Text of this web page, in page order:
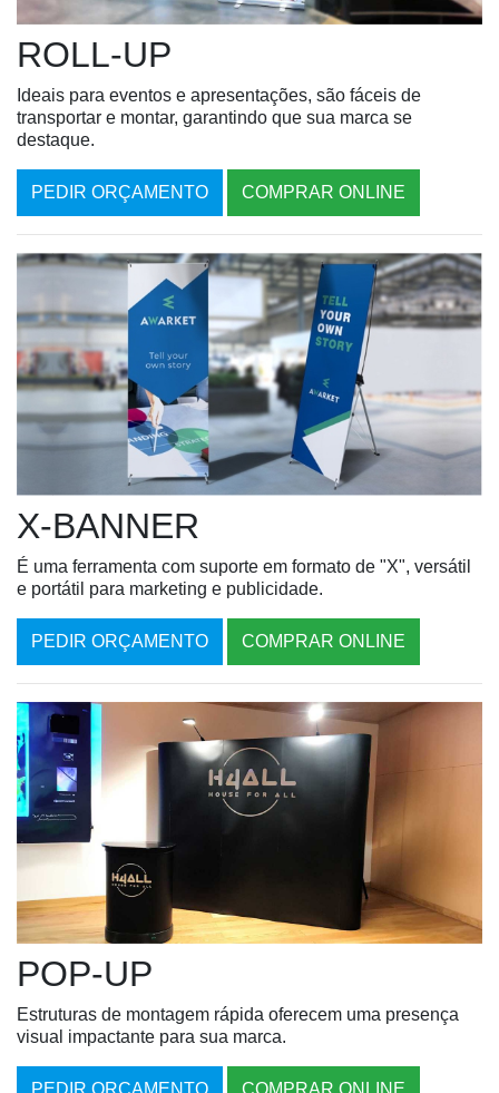
ROLL-UP
Ideais para eventos e apresentações, são fáceis de
transportar e montar, garantindo que sua marca se
destaque.
PEDIR ORÇAMENTO COMPRAR ONLINE
X-BANNER
É uma ferramenta com suporte em formato de "X", versátil
e portátil para marketing e publicidade.
PEDIR ORÇAMENTO COMPRAR ONLINE
POP-UP
Estruturas de montagem rápida oferecem uma presença
visual impactante para sua marca.
PEDIR ORÇAMENTO COMPRAR ONLINE